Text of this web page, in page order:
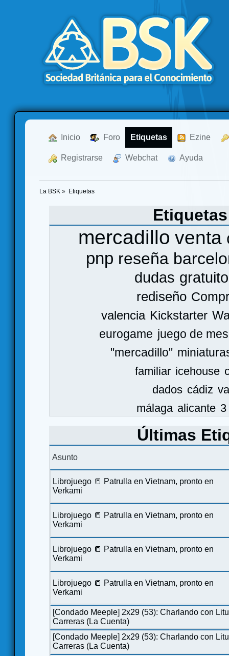
Inicio Foro Etiquetas Ezine
Registrarse Webchat Ayuda
La BSK » Etiquetas
mercadillo venta
pnp reseña
dudas gratuito
rediseño
valencia Kickstarter
eurogame juego de
"mercadillo"
familiar icehouse
dados cádiz
málaga alicante
Últimas
Asunto
Librojuego 📒 Patrulla en Vietnam, pronto en
Verkami
Librojuego 📒 Patrulla en Vietnam, pronto en
Verkami
Librojuego 📒 Patrulla en Vietnam, pronto en
Verkami
Librojuego 📒 Patrulla en Vietnam, pronto en
Verkami
[Condado Meeple] 2x29 (53): Charlando con
Carreras (La Cuenta)
[Condado Meeple] 2x29 (53): Charlando con
Carreras (La Cuenta)